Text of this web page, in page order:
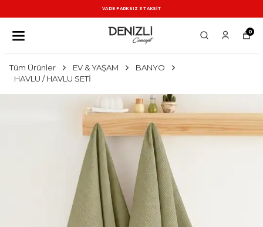
VADE FARKSIZ 3 TAKSİT
0
Tüm Ürünler EV & YAŞAM
BANYO
HAVLU / HAVLU SETİ